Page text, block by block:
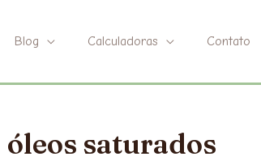
Blog Calculadoras Contato
óleos saturados